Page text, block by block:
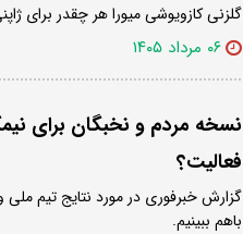
گلزنی کازویوشی میورا هر چقدر برای
۰۶ مرداد ۱۴۰۵
نسخه مردم و نخبگان برای
فعالیت؟
گزارش خبرفوری در مورد نتایج تیم ملی
باهم ببینیم.